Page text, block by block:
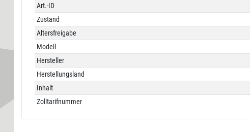
Technisches
Merkmal
Wert
Art.-ID
Zustand
Altersfreigabe
Modell
Hersteller
Herstellungsland
Inhalt
Zolltarifnummer